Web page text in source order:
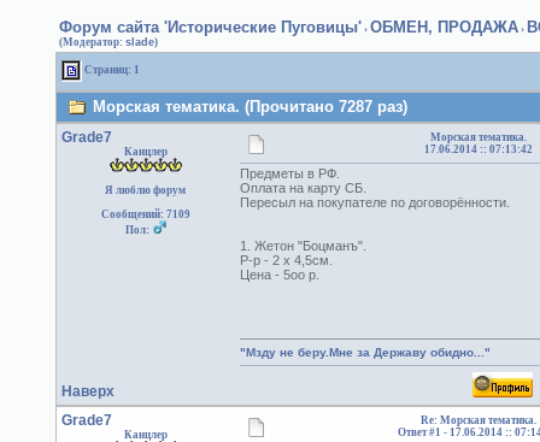
Форум сайта 'Исторические Пуговицы' › ОБМЕН, ПРОДАЖА ›
(Модератор: slade)
Страниц: 1
Морская тематика. (Прочитано 7287 раз)
Grade7
Канцлер
Я люблю форум
Сообщений: 7109
Пол:
Морская тематика.
17.06.2014 :: 07:13:42
Предметы в РФ.
Оплата на карту СБ.
Пересыл на покупателе по договорённости.
1. Жетон "Боцманъ".
Р-р - 2 х 4,5см.
Цена - 5оо р.
Наверх
"Мзду не беру.Мне за Державу обидно..."
Grade7
Канцлер
Re: Морская тематика.
Ответ #1 - 17.06.2014 ::